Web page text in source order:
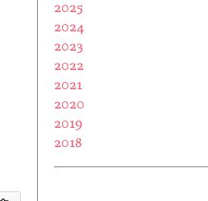
2025
2024
2023
2022
2021
2020
2019
2018